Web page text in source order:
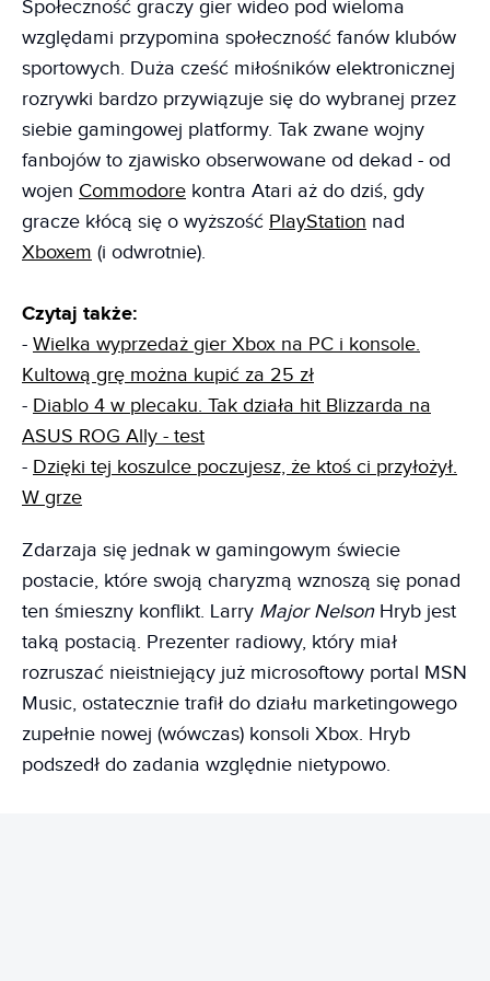
Społeczność graczy gier wideo pod wieloma
względami przypomina społeczność fanów klubów
sportowych. Duża cześć miłośników elektronicznej
rozrywki bardzo przywiązuje się do wybranej przez
siebie gamingowej platformy. Tak zwane wojny
fanbojów to zjawisko obserwowane od dekad - od
wojen Commodore kontra Atari aż do dziś, gdy
gracze kłócą się o wyższość PlayStation nad
Xboxem (i odwrotnie).
Czytaj także:
- Wielka wyprzedaż gier Xbox na PC i konsole.
Kultową grę można kupić za 25 zł
- Diablo 4 w plecaku. Tak działa hit Blizzarda na
ASUS ROG Ally - test
- Dzięki tej koszulce poczujesz, że ktoś ci przyłożył.
W grze
Zdarzaja się jednak w gamingowym świecie
postacie, które swoją charyzmą wznoszą się ponad
ten śmieszny konflikt. Larry Major NelsonHryb jest
taką postacią. Prezenter radiowy, który miał
rozruszać nieistniejący już microsoftowy portal MSN
Music, ostatecznie trafił do działu marketingowego
zupełnie nowej (wówczas) konsoli Xbox. Hryb
podszedł do zadania względnie nietypowo.